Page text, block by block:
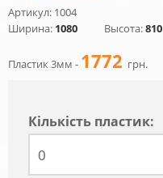
Артикул: 1004
Ширина: 1080 Высота:810
Пластик 3мм - 1772 грн.
Кiлькiсть пластик: